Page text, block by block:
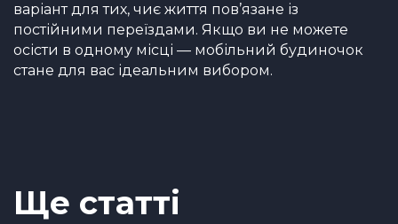
варіант для тих, чиє життя пов’язане із
постійними переїздами. Якщо ви не можете
осісти в одному місці — мобільний будиночок
стане для вас ідеальним вибором.
Ще статті